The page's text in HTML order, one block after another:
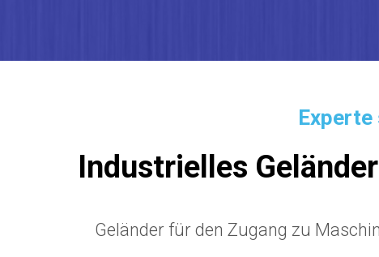
Industrielles
Geländer für den Zugang zu